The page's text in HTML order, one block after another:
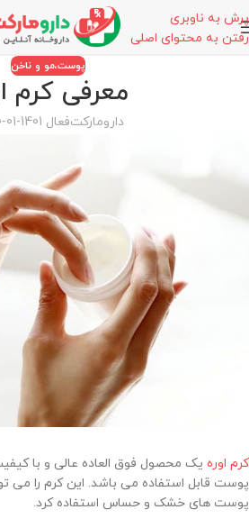
پرش به ناوبری
رفتن به محتوای اصلی
پوست،مو و ناخن
معرفی کرم
دارومارکتفعال 1401-01-20
کرم اوره یک محصول فوق العاده عالی و با
پوست قابل استفاده می باشد. این کرم را می
پوست های خشک و حساس استفاده کرد.